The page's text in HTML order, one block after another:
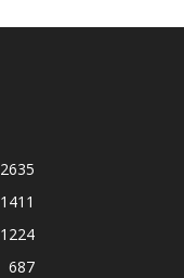
2635
1411
1224
687